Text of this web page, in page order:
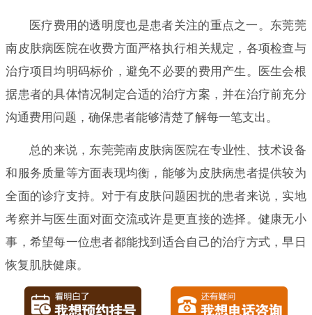
医疗费用的透明度也是患者关注的重点之一。东莞莞
南皮肤病医院在收费方面严格执行相关规定，各项检查与
治疗项目均明码标价，避免不必要的费用产生。医生会根
据患者的具体情况制定合适的治疗方案，并在治疗前充分
沟通费用问题，确保患者能够清楚了解每一笔支出。
总的来说，东莞莞南皮肤病医院在专业性、技术设备
和服务质量等方面表现均衡，能够为皮肤病患者提供较为
全面的诊疗支持。对于有皮肤问题困扰的患者来说，实地
考察并与医生面对面交流或许是更直接的选择。健康无小
事，希望每一位患者都能找到适合自己的治疗方式，早日
恢复肌肤健康。